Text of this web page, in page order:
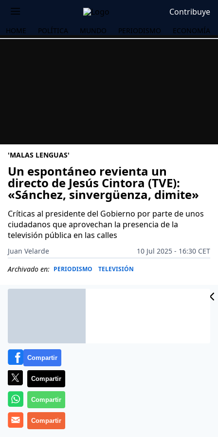
Contribuye
HOME POLÍTICA MUNDO PERIODISMO ECONOMÍA
'MALAS LENGUAS'
Un espontáneo revienta un
directo de Jesús Cintora (TVE):
«Sánchez, sinvergüenza, dimite»
Críticas al presidente del Gobierno por parte de unos
ciudadanos que aprovechan la presencia de la
televisión pública en las calles
Juan Velarde
10 Jul 2025 - 16:30 CET
Archivado en: PERIODISMO TELEVISIÓN
Más información
Compartir
Compartir
Compartir
Compartir